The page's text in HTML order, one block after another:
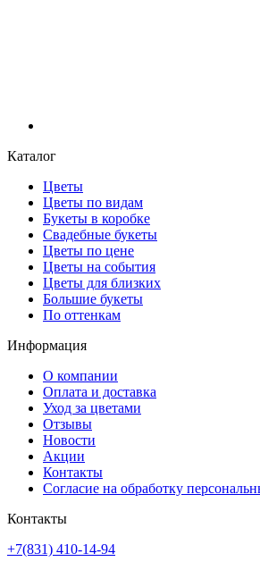
Каталог
Цветы
Цветы по видам
Букеты в коробке
Свадебные букеты
Цветы по цене
Цветы на события
Цветы для близких
Большие букеты
По оттенкам
Информация
О компании
Оплата и доставка
Уход за цветами
Отзывы
Новости
Акции
Контакты
Согласие на обработку
Контакты
+7(831) 410-14-94